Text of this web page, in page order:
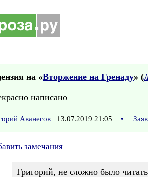
на «Вторжение на Гренаду» (
написано
Аванесов 13.07.2019 21:05 •
замечания
Григорий, не сложно было